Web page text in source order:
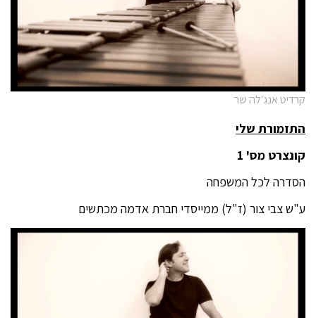
קרדיט אנג'לה שר
התזמורת שלי
קונצרט מס' 1
הסדרה לכל המשפחה
ע"ש צבי צור (ז"ל) ממייסדי חברת אדמה מכתשים